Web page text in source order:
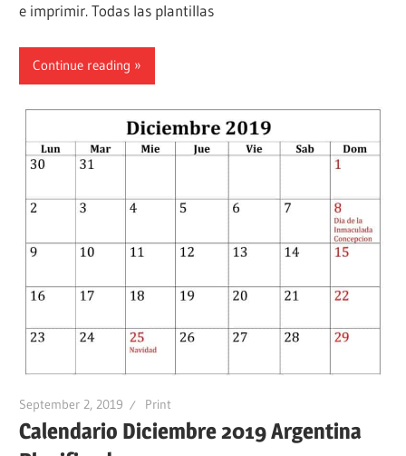
e imprimir. Todas las plantillas
Continue reading
September 2, 2019 Print
Calendario Diciembre 2019 Argentina